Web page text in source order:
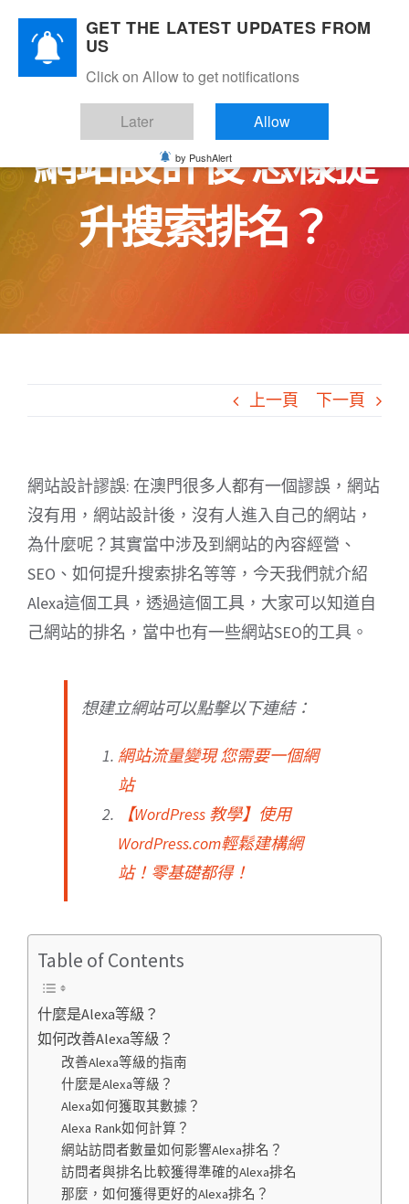
Skip
content
網站設計後 怎樣提
升搜索排名？
上一頁 下一頁
網站設計謬誤: 在澳門很多人都有一個謬誤，網站
沒有用，網站設計後，沒有人進入自己的網站，
為什麼呢？其實當中涉及到網站的內容經營、
SEO、如何提升搜索排名等等，今天我們就介紹
Alexa這個工具，透過這個工具，大家可以知道自
己網站的排名，當中也有一些網站SEO的工具。
想建立網站可以點擊以下連結：
網站流量變現 您需要一個網
站
【WordPress 教學】使用
WordPress.com輕鬆建構網
站！零基礎都得！
Table of Contents
什麼是Alexa等級？
如何改善Alexa等級？
改善Alexa等級的指南
什麼是Alexa等級？
Alexa如何獲取其數據？
Alexa Rank如何計算？
網站訪問者數量如何影響Alexa排名？
訪問者與排名比較獲得準確的Alexa排名
那麼，如何獲得更好的Alexa排名？
GET THE LATEST UPDATES FROM
US
Click on Allow to get notifications
Later Allow
by PushAlert